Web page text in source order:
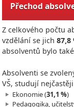
Přechod
Z celkového počtu
vzdělání se jich 87,8
absolventů bylo
Absolventi se
VŠ, studují
Ekonomie (31,1 %)
Pedagogika,